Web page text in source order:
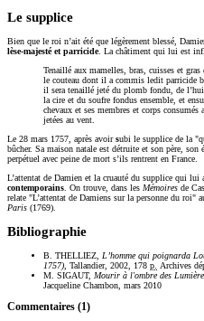
Le supplice
Bien que le roi n’ait été que légèrement blessé,
lèse-majesté et parricide. La châtiment qui lui est
Tenaillé aux mamelles, bras, cuisses et
le couteau dont il a commis ledit parricide
il sera tenaillé jeté du plomb fondu, de
la cire et du soufre fondus ensemble, et
chevaux et ses membres et corps consumés
jetées au vent.
Le 28 mars 1757, après avoirsubi le supplice de la
bûcher. Sa maison natale est détruite et son père,
perpétuel avec peine de mort s’ils rentrent en France.
L’attentat de Damien et la cruauté du supplice qui lui
contemporains. On trouve, dans les Mémoires de
relate "L’attentat de Damiens sur la personne du roi"
Paris (1769).
Bibliographie
B. THELLIEZ, L’homme qui poignarda
1757), Tallandier, 2002, 178 p.
Archives
M. SIGAUT, Mourir à l'ombre des
Jacqueline Chambon, mars 2010
Commentaires (1)